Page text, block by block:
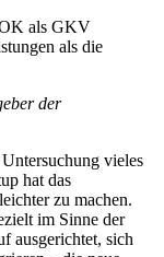
als GKV
als die
der
vieles
hat das
zu machen.
im Sinne der
ausgerichtet, sich